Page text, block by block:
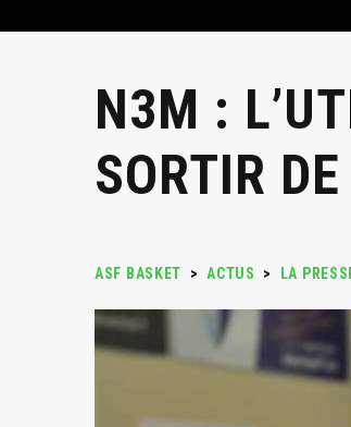
N3M :
SORTIR
ASF BASKET > ACTUS > LA